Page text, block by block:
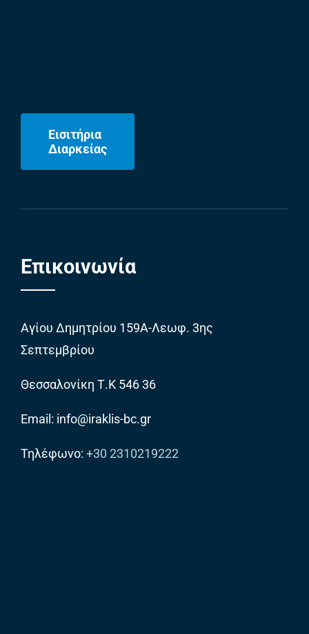
Εισιτήρια
Διαρκείας
Επικοινωνία
Αγίου Δημητρίου 159Α-Λεωφ. 3ης
Σεπτεμβρίου
Θεσσαλονίκη Τ.Κ 546 36
Email: info@iraklis-bc.gr
Τηλέφωνο: +30 2310219222